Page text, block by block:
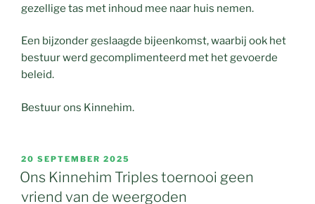
gezellige tas met inhoud mee naar huis nemen.
Een bijzonder geslaagde bijeenkomst, waarbij ook het
bestuur werd gecomplimenteerd met het gevoerde
beleid.
Bestuur ons Kinnehim.
GEPLAATST
OP
20 SEPTEMBER 2025
Ons Kinnehim Triples toernooi geen
vriend van de weergoden